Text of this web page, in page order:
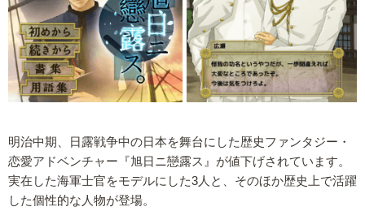
明治中期、日露戦争中の日本を舞台にした歴史ファンタジー・
恋愛アドベンチャー『旭日ニ戀露ス』が値下げされています。
実在した海軍士官をモデルにした3人と、そのほか歴史上で活躍
した個性的な人物が登場。